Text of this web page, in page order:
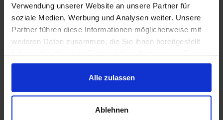
Verwendung unserer Website an unsere Partner für
soziale Medien, Werbung und Analysen weiter. Unsere
Partner führen diese Informationen möglicherweise mit
weiteren Daten zusammen, die Sie ihnen bereitgestellt
gesammelt haben.
Alle zulassen
Ablehnen